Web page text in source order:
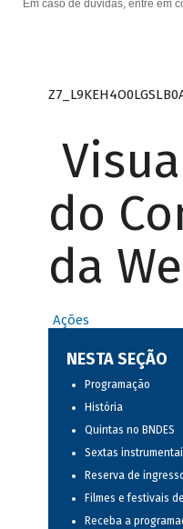
Em caso de dúvidas, entre em
do
da
Ações
NESTA SEÇÃO
Programação
História
Quintas no BNDES
Sextas
Reserva de
Filmes e festivais
Receba a